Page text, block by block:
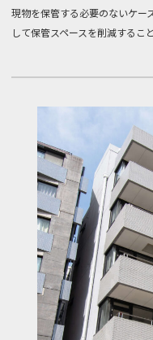
現物を保管する必要のないケー
して保管スペースを削減するこ